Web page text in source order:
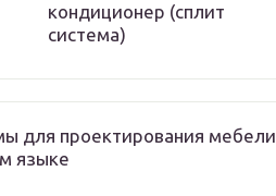
кондиционер (сплит
система)
для проектирования мебели
языке